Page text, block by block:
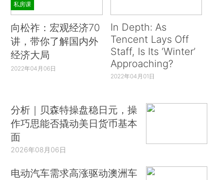
私房课
向松祚：宏观经济70
讲，带你了解国内外
经济大局
2022年04月06日
In Depth: As
Tencent Lays Off
Staff, Is Its ‘Winter’
Approaching?
2022年04月01日
分析｜贝森特操盘稳日元，操
作巧思能否撬动美日货币基本
面
2026年08月06日
电动汽车需求高涨驱动澳洲车